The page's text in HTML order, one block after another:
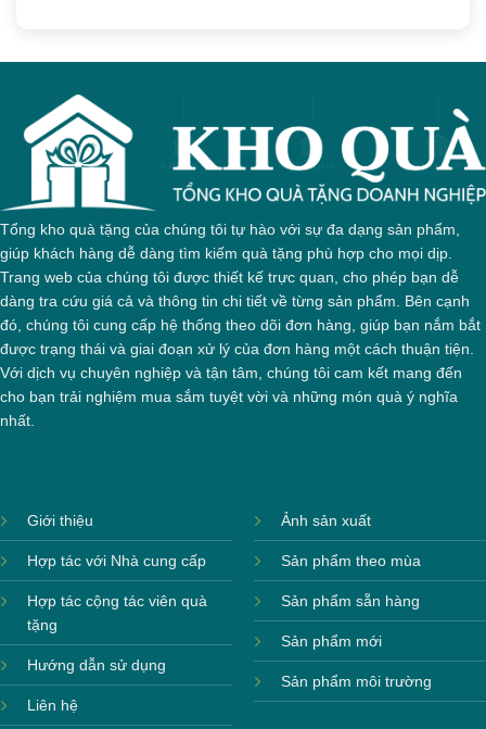
Tổng kho quà tặng của chúng tôi tự hào với sự đa dạng sản phẩm,
giúp khách hàng dễ dàng tìm kiếm quà tặng phù hợp cho mọi dịp.
Trang web của chúng tôi được thiết kế trực quan, cho phép bạn dễ
dàng tra cứu giá cả và thông tin chi tiết về từng sản phẩm. Bên cạnh
đó, chúng tôi cung cấp hệ thống theo dõi đơn hàng, giúp bạn nắm bắt
được trạng thái và giai đoạn xử lý của đơn hàng một cách thuận tiện.
Với dịch vụ chuyên nghiệp và tận tâm, chúng tôi cam kết mang đến
cho bạn trải nghiệm mua sắm tuyệt vời và những món quà ý nghĩa
nhất.
Giới thiệu
Hợp tác với Nhà cung cấp
Hợp tác cộng tác viên quà
tặng
Hướng dẫn sử dụng
Liên hệ
Ảnh sản xuất
Sản phẩm theo mùa
Sản phẩm sẵn hàng
Sản phẩm mới
Sản phẩm môi trường